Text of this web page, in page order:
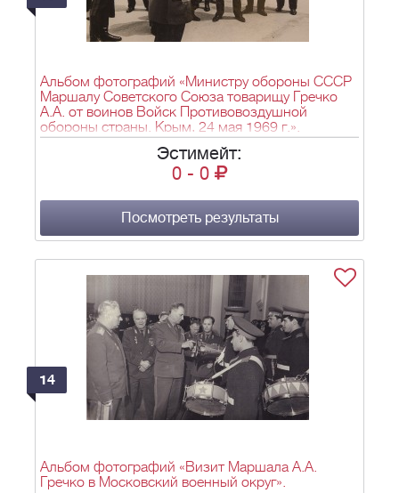
Альбом фотографий «Министру обороны СССР
Маршалу Советского Союза товарищу Гречко
А.А. от воинов Войск Противовоздушной
обороны страны. Крым, 24 мая 1969 г.».
Эстимейт:
0 - 0
Посмотреть результаты
14
Альбом фотографий «Визит Маршала А.А.
Гречко в Московский военный округ».